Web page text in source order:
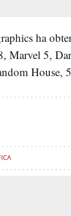
ha
Marvel 5,
House,